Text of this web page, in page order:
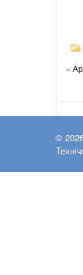
«
©